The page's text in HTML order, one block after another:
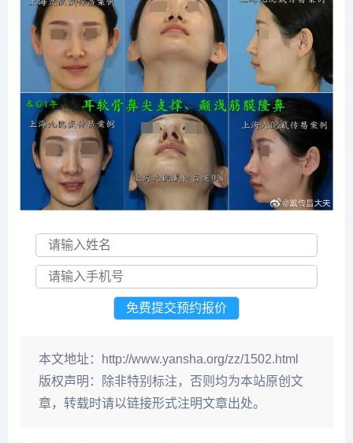
本文地址：
http://www.yansha.org/zz/1502.html
版权声明：
除非特别标注，否则均为本站原创文
章，转载时请以链接形式注明文章出处。